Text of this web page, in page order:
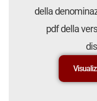
della
pdf della